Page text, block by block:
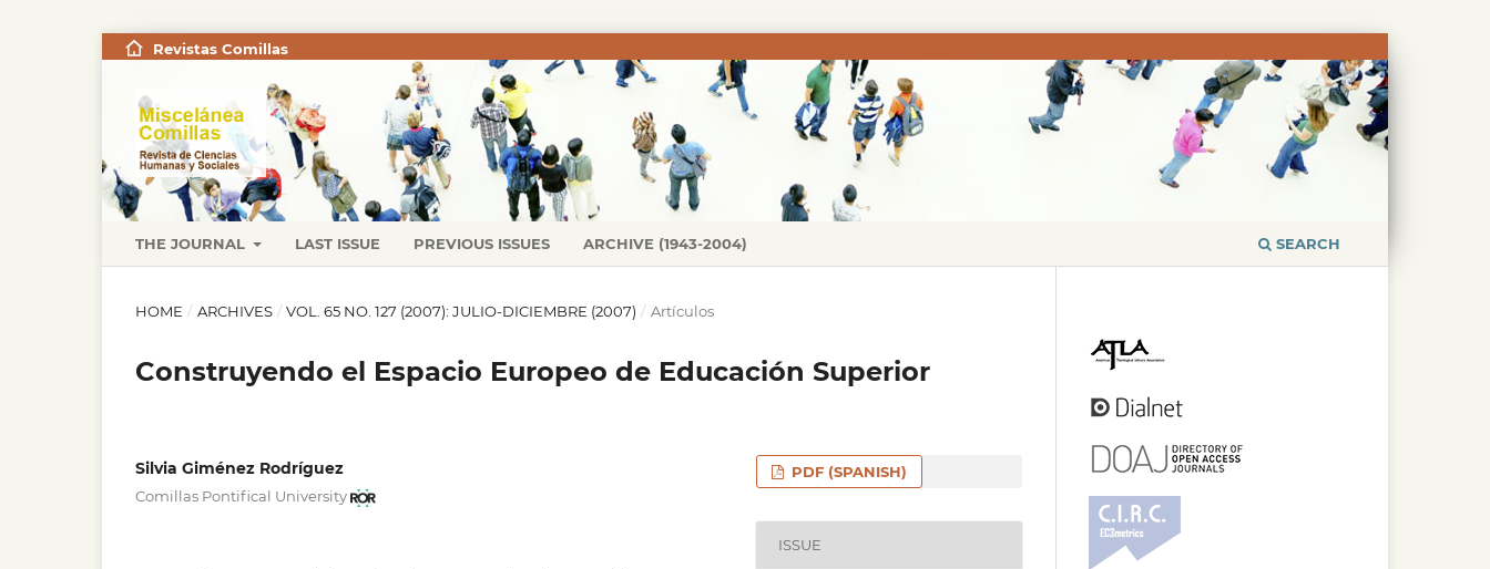
THE JOURNAL LAST ISSUE PREVIOUS ISSUES ARCHIVE (1943-2004) SEARCH
Revistas Comillas
HOME / ARCHIVES / VOL. 65 NO. 127 (2007): JULIO-DICIEMBRE (2007) / Artículos
Construyendo el Espacio Europeo de Educación Superior
Silvia Giménez Rodríguez
Comillas Pontifical University
PDF (SPANISH)
ISSUE